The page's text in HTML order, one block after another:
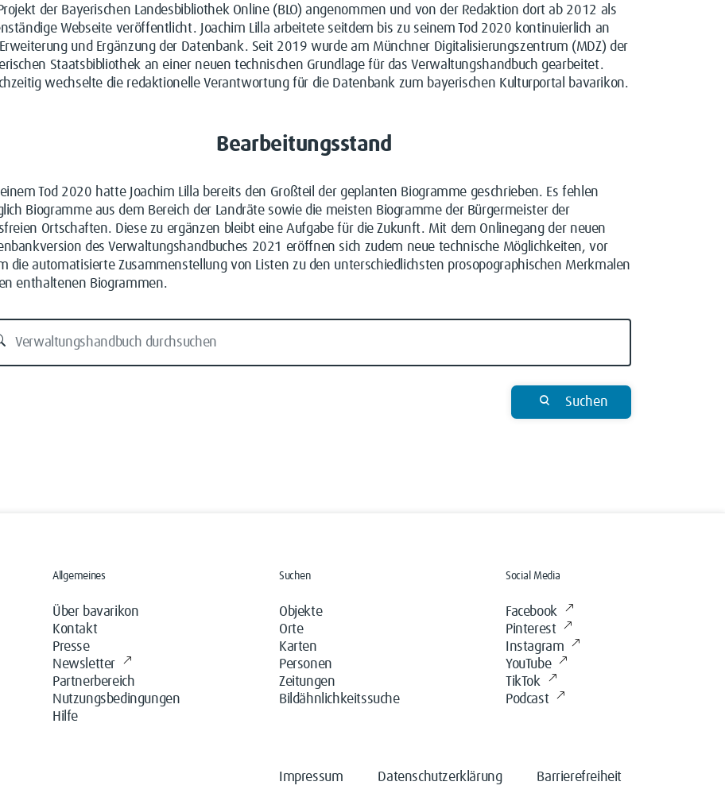
der Bayerischen Landesbibliothek Online (BLO) angenommen und von der Redaktion dort ab 2012 als
Webseite veröffentlicht. Joachim Lilla arbeitete seitdem bis zu seinem Tod 2020 kontinuierlich an
und Ergänzung der Datenbank. Seit 2019 wurde am Münchner Digitalisierungszentrum (MDZ) der
Staatsbibliothek an einer neuen technischen Grundlage für das Verwaltungshandbuch gearbeitet.
wechselte die redaktionelle Verantwortung für die Datenbank zum bayerischen Kulturportal bavarikon.
Bearbeitungsstand
Tod 2020 hatte Joachim Lilla bereits den Großteil der geplanten Biogramme geschrieben. Es fehlen
Biogramme aus dem Bereich der Landräte sowie die meisten Biogramme der Bürgermeister der
Ortschaften. Diese zu ergänzen bleibt eine Aufgabe für die Zukunft. Mit dem Onlinegang der neuen
des Verwaltungshandbuches 2021 eröffnen sich zudem neue technische Möglichkeiten, vor
die automatisierte Zusammenstellung von Listen zu den unterschiedlichsten prosopographischen Merkmalen
enthaltenen Biogrammen.
Suchen
Allgemeines
Über bavarikon
Kontakt
Presse
Newsletter
Partnerbereich
Nutzungsbedingungen
Hilfe
Suchen
Objekte
Orte
Karten
Personen
Zeitungen
Bildähnlichkeitssuche
Social Media
Facebook
Pinterest
Instagram
YouTube
TikTok
Podcast
Impressum Datenschutzerklärung Barrierefreiheit